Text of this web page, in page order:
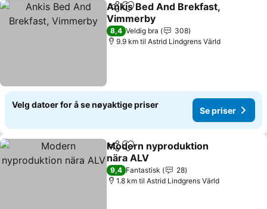
Del Legg til i favoritter
Ankis Bed And Brekfast,
Vimmerby
8,4 Veldig bra
308
9.9 km til Astrid Lindgrens Värld
Velg datoer for å se nøyaktige priser
Se priser
Del Legg til i favoritter
Modern nyproduktion
nära ALV
9,4 Fantastisk
28
1.8 km til Astrid Lindgrens Värld